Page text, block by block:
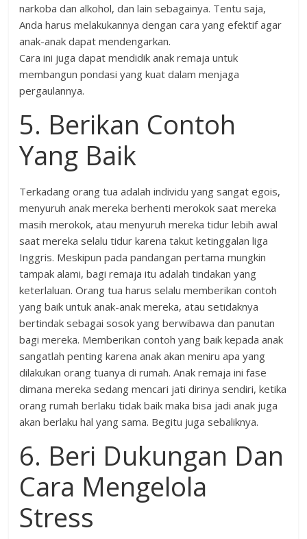
narkoba dan alkohol, dan lain sebagainya. Tentu saja,
Anda harus melakukannya dengan cara yang efektif agar
anak-anak dapat mendengarkan.
Cara ini juga dapat mendidik anak remaja untuk
membangun pondasi yang kuat dalam menjaga
pergaulannya.
5. Berikan Contoh
Yang Baik
Terkadang orang tua adalah individu yang sangat egois,
menyuruh anak mereka berhenti merokok saat mereka
masih merokok, atau menyuruh mereka tidur lebih awal
saat mereka selalu tidur karena takut ketinggalan liga
Inggris. Meskipun pada pandangan pertama mungkin
tampak alami, bagi remaja itu adalah tindakan yang
keterlaluan. Orang tua harus selalu memberikan contoh
yang baik untuk anak-anak mereka, atau setidaknya
bertindak sebagai sosok yang berwibawa dan panutan
bagi mereka. Memberikan contoh yang baik kepada anak
sangatlah penting karena anak akan meniru apa yang
dilakukan orang tuanya di rumah. Anak remaja ini fase
dimana mereka sedang mencari jati dirinya sendiri, ketika
orang rumah berlaku tidak baik maka bisa jadi anak juga
akan berlaku hal yang sama. Begitu juga sebaliknya.
6. Beri Dukungan Dan
Cara Mengelola
Stress